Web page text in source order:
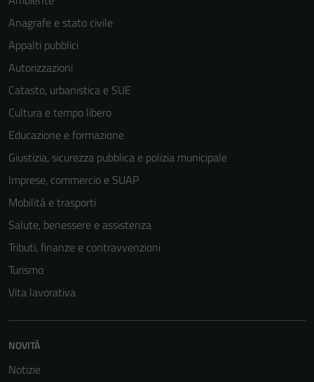
Anagrafe e stato civile
Appalti pubblici
Autorizzazioni
Catasto, urbanistica e SUE
Cultura e tempo libero
Educazione e formazione
Giustizia, sicurezza pubblica e polizia municipale
Imprese, commercio e SUAP
Mobilità e trasporti
Salute, benessere e assistenza
Tributi, finanze e contravvenzioni
Turismo
Vita lavorativa
NOVITÀ
Notizie